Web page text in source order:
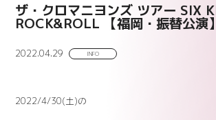
ザ・クロマニヨンズ ツアー SIX
ROCK&ROLL 【福岡・振替公演
2022.04.29 INFO
2022/4/30(土)の